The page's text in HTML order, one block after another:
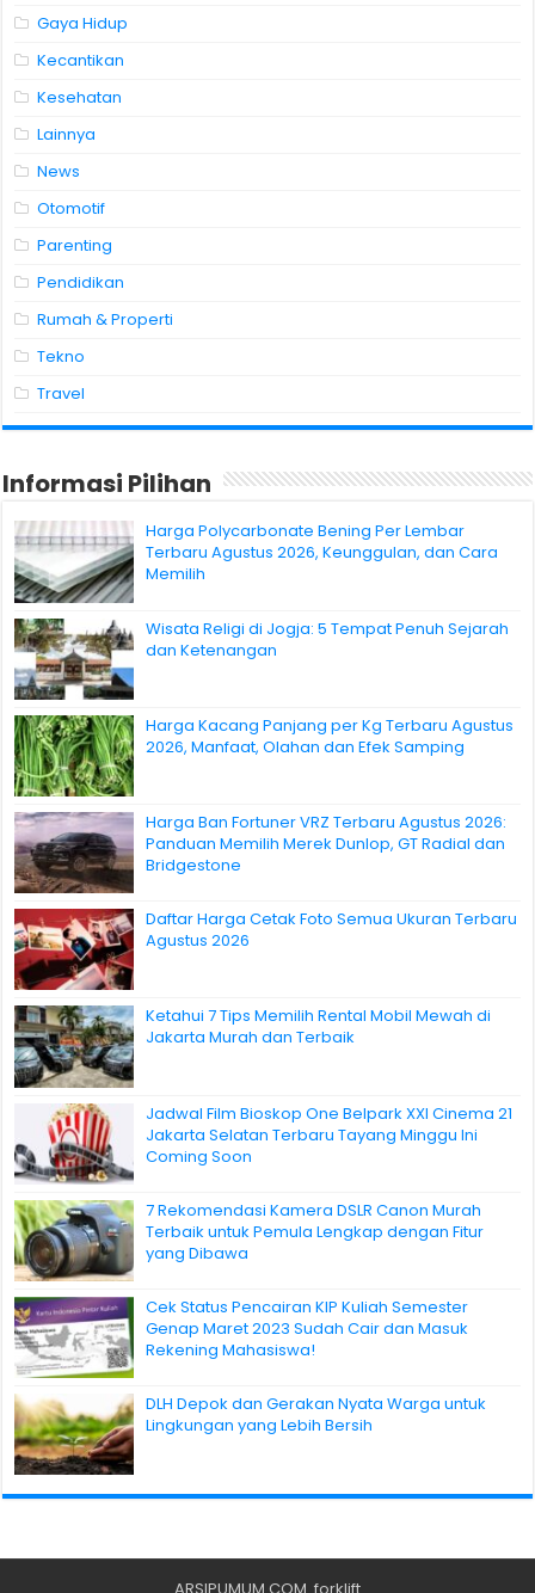
Gaya Hidup
Kecantikan
Kesehatan
Lainnya
News
Otomotif
Parenting
Pendidikan
Rumah & Properti
Tekno
Travel
Informasi Pilihan
Harga Polycarbonate Bening Per Lembar
Terbaru Agustus 2026, Keunggulan, dan Cara
Memilih
Wisata Religi di Jogja: 5 Tempat Penuh Sejarah
dan Ketenangan
Harga Kacang Panjang per Kg Terbaru Agustus
2026, Manfaat, Olahan dan Efek Samping
Harga Ban Fortuner VRZ Terbaru Agustus 2026:
Panduan Memilih Merek Dunlop, GT Radial dan
Bridgestone
Daftar Harga Cetak Foto Semua Ukuran Terbaru
Agustus 2026
Ketahui 7 Tips Memilih Rental Mobil Mewah di
Jakarta Murah dan Terbaik
Jadwal Film Bioskop One Belpark XXI Cinema 21
Jakarta Selatan Terbaru Tayang Minggu Ini
Coming Soon
7 Rekomendasi Kamera DSLR Canon Murah
Terbaik untuk Pemula Lengkap dengan Fitur
yang Dibawa
Cek Status Pencairan KIP Kuliah Semester
Genap Maret 2023 Sudah Cair dan Masuk
Rekening Mahasiswa!
DLH Depok dan Gerakan Nyata Warga untuk
Lingkungan yang Lebih Bersih